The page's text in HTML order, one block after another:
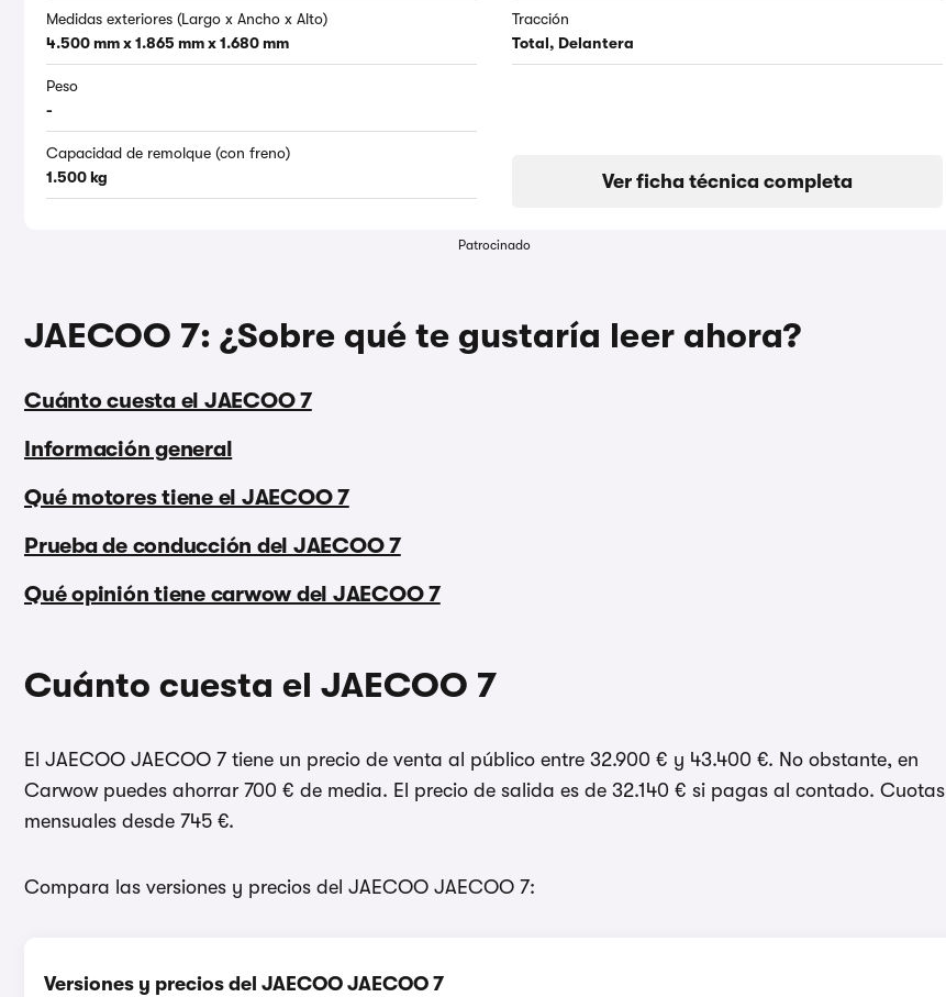
Medidas exteriores (Largo x Ancho x Alto)
4.500 mm x 1.865 mm x 1.680 mm
Peso
-
Capacidad de remolque (con freno)
1.500 kg
Tracción
Total, Delantera
Ver ficha técnica completa
Patrocinado
JAECOO 7: ¿Sobre qué te gustaría leer ahora?
Cuánto cuesta el JAECOO 7
Información general
Qué motores tiene el JAECOO 7
Prueba de conducción del JAECOO 7
Qué opinión tiene carwow del JAECOO 7
Cuánto cuesta el JAECOO 7
El JAECOO JAECOO 7 tiene un precio de venta al público entre 32.900 € y 43.400 €. No obstante, en
Carwow puedes ahorrar 700 € de media. El precio de salida es de 32.140 € si pagas al contado. Cuotas
mensuales desde 745 €.
Compara las versiones y precios del JAECOO JAECOO 7:
Versiones y precios del JAECOO JAECOO 7